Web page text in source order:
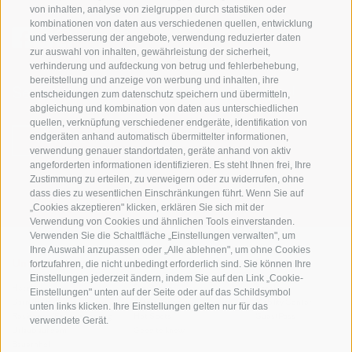
von inhalten, analyse von zielgruppen durch statistiken oder
kombinationen von daten aus verschiedenen quellen, entwicklung
und verbesserung der angebote, verwendung reduzierter daten
zur auswahl von inhalten, gewährleistung der sicherheit,
verhinderung und aufdeckung von betrug und fehlerbehebung,
bereitstellung und anzeige von werbung und inhalten, ihre
entscheidungen zum datenschutz speichern und übermitteln,
abgleichung und kombination von daten aus unterschiedlichen
quellen, verknüpfung verschiedener endgeräte, identifikation von
endgeräten anhand automatisch übermittelter informationen,
verwendung genauer standortdaten, geräte anhand von aktiv
angeforderten informationen identifizieren. Es steht Ihnen frei, Ihre
Zustimmung zu erteilen, zu verweigern oder zu widerrufen, ohne
dass dies zu wesentlichen Einschränkungen führt. Wenn Sie auf
„Cookies akzeptieren" klicken, erklären Sie sich mit der
Verwendung von Cookies und ähnlichen Tools einverstanden.
Verwenden Sie die Schaltfläche „Einstellungen verwalten", um
Ihre Auswahl anzupassen oder „Alle ablehnen", um ohne Cookies
fortzufahren, die nicht unbedingt erforderlich sind. Sie können Ihre
Einstellungen jederzeit ändern, indem Sie auf den Link „Cookie-
Einstellungen" unten auf der Seite oder auf das Schildsymbol
unten links klicken. Ihre Einstellungen gelten nur für das
verwendete Gerät.
Sei jederzeit informiert und up to date!
NEWSLETTER
Unterkünfte
Hotel
Garni/B&B
Residence/Ferienwohnung
Themen
Die Region
Aktiv erleben
Service
Anreise
Mobility Center